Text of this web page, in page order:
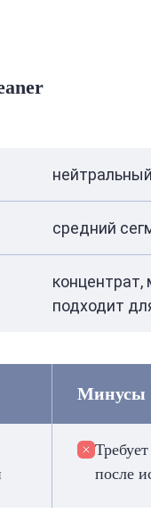
средний
подходит
Минусы
после